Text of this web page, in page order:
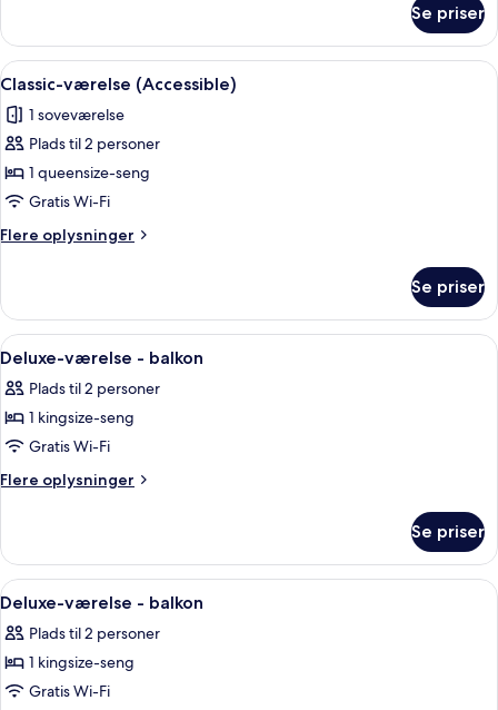
værelse
med
2
Se priser
Indlæs
alle
billeder
af
Classic-
værelse
(Accessible)
Et hotelværelse med en stor seng,
4
Classic-værelse (Accessible)
1 soveværelse
Plads til 2 personer
1 queensize-seng
Gratis Wi-Fi
Flere oplysninger
Flere
værelse
(Accessible)
Se priser
Indlæs
alle
billeder
af
Deluxe-
værelse
Et hotelværelse med en stor seng,
6
Deluxe-værelse - balkon
Plads til 2 personer
1 kingsize-seng
Gratis Wi-Fi
Flere oplysninger
Flere
værelse
balkon
Se priser
Indlæs
alle
billeder
af
Deluxe-
Et hotelværelse med en stor seng,
4
Deluxe-værelse - balkon
Plads til 2 personer
1 kingsize-seng
Gratis Wi-Fi